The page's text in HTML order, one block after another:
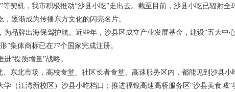
等契机，我市积极推动“沙县小吃”走出去。截至目前，沙县小吃已辐射
逐渐成为传播东方文化的闪亮名片。
为品牌出海保驾护航。近些年，沙县区成立产业发展基金，建设“五大中
”集体商标已在77个国家完成注册。
“提质增量”战略。
、东北市场，高校食堂、社区长者食堂、高速服务区内，都能见到沙县
学（江湾新校区）沙县小吃档口；推进福银高速高桥服务区“沙县美食